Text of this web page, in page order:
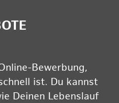
Bewerbung,
ist. Du kannst
Deinen Lebenslauf